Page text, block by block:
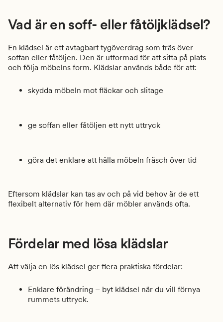
Vad är en soff- eller fåtöljklädsel?
En klädsel är ett avtagbart tygöverdrag som träs över
soffan eller fåtöljen. Den är utformad för att sitta på plats
och följa möbelns form. Klädslar används både för att:
skydda möbeln mot fläckar och slitage
ge soffan eller fåtöljen ett nytt uttryck
göra det enklare att hålla möbeln fräsch över tid
Eftersom klädslar kan tas av och på vid behov är de ett
flexibelt alternativ för hem där möbler används ofta.
Fördelar med lösa klädslar
Att välja en lös klädsel ger flera praktiska fördelar:
Enklare förändring – byt klädsel när du vill förnya
rummets uttryck.